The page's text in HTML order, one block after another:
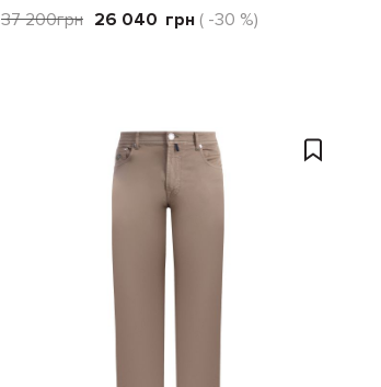
37 200грн 26 040 грн ( -30 %)